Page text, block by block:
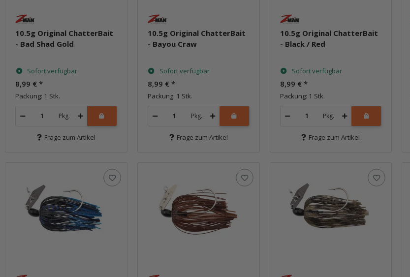
10.5g Original ChatterBait
- Bad Shad Gold
Sofort verfügbar
8,99 € *
Packung: 1 Stk.
Pkg.
Frage zum Artikel
10.5g Original ChatterBait
- Bayou Craw
Sofort verfügbar
8,99 € *
Packung: 1 Stk.
Pkg.
Frage zum Artikel
10.5g Original ChatterBait
- Black / Red
Sofort verfügbar
8,99 € *
Packung: 1 Stk.
Pkg.
Frage zum Artikel